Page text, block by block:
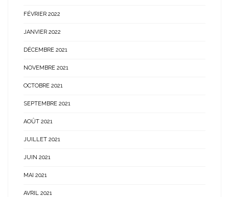
FÉVRIER 2022
JANVIER 2022
DÉCEMBRE 2021
NOVEMBRE 2021
OCTOBRE 2021
SEPTEMBRE 2021
AOÛT 2021
JUILLET 2021
JUIN 2021
MAI 2021
AVRIL 2021